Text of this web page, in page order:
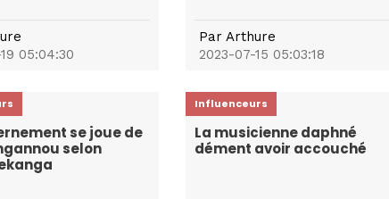
05:04:30
Par Arthure
2023-07-15 05:03:18
se joue de
selon
Influenceurs
La musicienne daphné
dément avoir accouché